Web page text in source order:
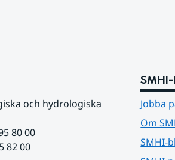
och hydrologiska
80 00
82 00
Jobba
Om
SMHI-